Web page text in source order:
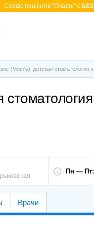
Cервіс пацієнтів "Лікарні" є
(Mom's), детская стоматология
Пн — Пт:
Врачи